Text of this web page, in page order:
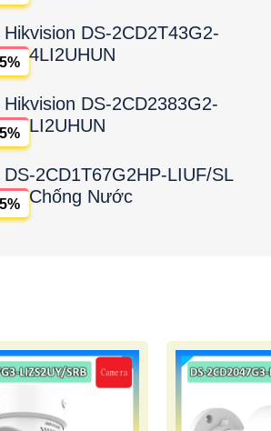
DS-2CD2T43G2-
4LI2UHUN
DS-2CD2383G2-
LI2UHUN
2CD1T67G2HP-LIUF/SL
Chống Nước